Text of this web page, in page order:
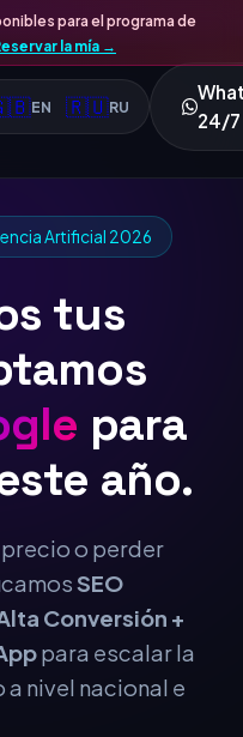
para el programa de
la mía →
EN 🇷🇺RU
24/7
Artificial 2026
tus
año.
o perder
SEO
Conversión +
para escalar la
nivel nacional e